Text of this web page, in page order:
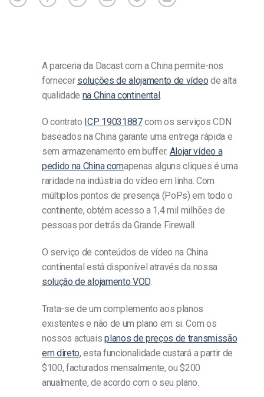
A parceria da Dacast com a China permite-nos
fornecer soluções de alojamento de vídeo de alta
qualidade na China continental.
O contrato ICP 19031887com os serviços CDN
baseados na China garante uma entrega rápida e
sem armazenamento em buffer. Alojar vídeo a
pedido na China comapenas alguns cliques é uma
raridade na indústria do vídeo em linha. Com
múltiplos pontos de presença (PoPs) em todo o
continente, obtém acesso a 1,4 mil milhões de
pessoas por detrás da Grande Firewall.
O serviço de conteúdos de vídeo na China
continental está disponível através da nossa
solução de alojamento VOD.
Trata-se de um complemento aos planos
existentes e não de um plano em si. Com os
nossos actuaisplanos de preços de transmissão
em direto, esta funcionalidade custará a partir de
$100, facturados mensalmente, ou $200
anualmente, de acordo com o seu plano.